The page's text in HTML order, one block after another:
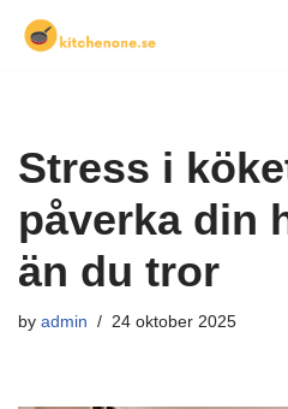
Stress i
påverka din
än du tror
by admin 24 oktober 2025